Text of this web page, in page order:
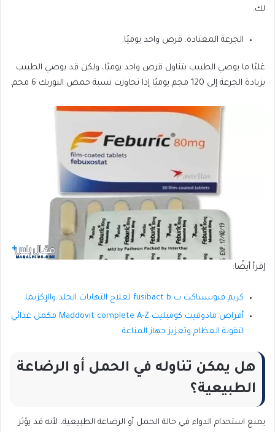
لك.
الجرعة المعتادة: قرص واحد يوميًا.
غلبًا ما يوصي الطبيب بتناول قرص واحد يوميًا، ولكن قد يوصي الطبيب
بزيادة الجرعة إلى 120 مجم يوميًا إذا تجاوزت نسبة حمض البوريك 6 مجم.
إقرأ أيضًا:
كريم فيوسيباكت ب fusibact b لعلاج التهابات الجلد والإكزيما.
أقراص مادوفيت كومبليت Maddovit complete A-Z مكمل غذائي
لتقوية العظام وتعزيز جهاز المناعة.
هل يمكن تناوله في الحمل أو الرضاعة
الطبيعية؟
يمنع استخدام الدواء في حالة الحمل أو الرضاعة الطبيعية، لأنه قد يؤثر